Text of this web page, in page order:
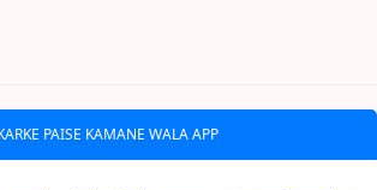
PAISE KAMANE WALA APP